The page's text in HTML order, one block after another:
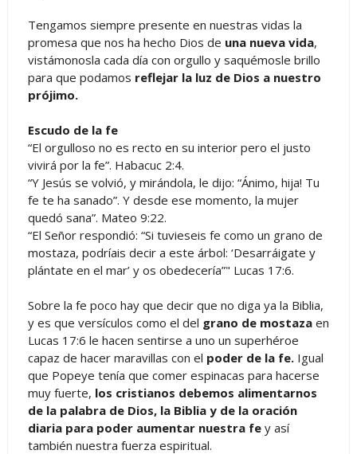
Tengamos siempre presente en nuestras vidas la
promesa que nos ha hecho Dios de una nueva vida,
vistámonosla cada día con orgullo y saquémosle brillo
para que podamos reflejar la luz de Dios a nuestro
prójimo.
Escudo de la fe
“El orgulloso no es recto en su interior pero el justo
vivirá por la fe”. Habacuc 2:4.
“Y Jesús se volvió, y mirándola, le dijo: “Ánimo, hija! Tu
fe te ha sanado”. Y desde ese momento, la mujer
quedó sana”. Mateo 9:22.
“El Señor respondió: “Si tuvieseis fe como un grano de
mostaza, podríais decir a este árbol: ‘Desarráigate y
plántate en el mar’ y os obedecería”" Lucas 17:6.
Sobre la fe poco hay que decir que no diga ya la Biblia,
y es que versículos como el del grano de mostazaen
Lucas 17:6 le hacen sentirse a uno un superhéroe
capaz de hacer maravillas con el poder de la fe.Igual
que Popeye tenía que comer espinacas para hacerse
muy fuerte, los cristianos debemos alimentarnos
de la palabra de Dios, la Biblia y de la oración
diaria para poder aumentar nuestra fey así
también nuestra fuerza espiritual.